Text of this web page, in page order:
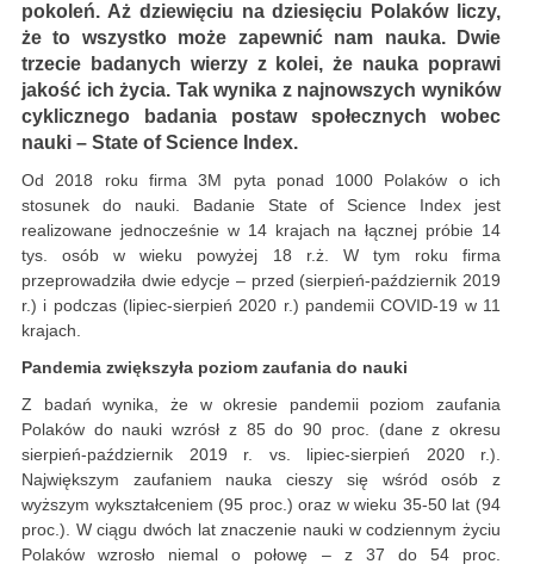
pokoleń. Aż dziewięciu na dziesięciu Polaków liczy,
że to wszystko może zapewnić nam nauka. Dwie
trzecie badanych wierzy z kolei, że nauka poprawi
jakość ich życia. Tak wynika z najnowszych wyników
cyklicznego badania postaw społecznych wobec
nauki – State of Science Index.
Od 2018 roku firma 3M pyta ponad 1000 Polaków o ich
stosunek do nauki. Badanie State of Science Index jest
realizowane jednocześnie w 14 krajach na łącznej próbie 14
tys. osób w wieku powyżej 18 r.ż. W tym roku firma
przeprowadziła dwie edycje – przed (sierpień-październik 2019
r.) i podczas (lipiec-sierpień 2020 r.) pandemii COVID-19 w 11
krajach.
Pandemia zwiększyła poziom zaufania do nauki
Z badań wynika, że w okresie pandemii poziom zaufania
Polaków do nauki wzrósł z 85 do 90 proc. (dane z okresu
sierpień-październik 2019 r. vs. lipiec-sierpień 2020 r.).
Największym zaufaniem nauka cieszy się wśród osób z
wyższym wykształceniem (95 proc.) oraz w wieku 35-50 lat (94
proc.). W ciągu dwóch lat znaczenie nauki w codziennym życiu
Polaków wzrosło niemal o połowę – z 37 do 54 proc.